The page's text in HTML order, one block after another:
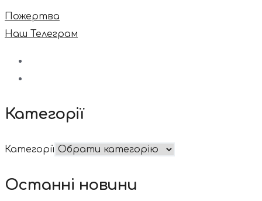
Пожертва
Наш Телеграм
Категорії
Категорії
Останні новини